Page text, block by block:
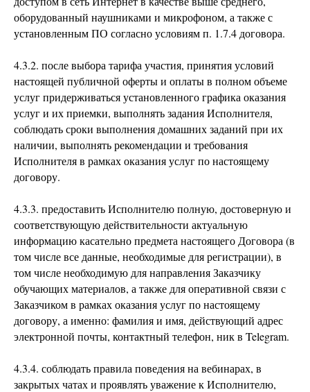
оборудованный наушниками и микрофоном, а также с
установленным ПО согласно условиям п. 1.7.4 договора.
4.3.2. после выбора тарифа участия, принятия условий
настоящей публичной оферты и оплаты в полном объеме
услуг придерживаться установленного графика оказания
услуг и их приемки, выполнять задания Исполнителя,
соблюдать сроки выполнения домашних заданий при их
наличии, выполнять рекомендации и требования
Исполнителя в рамках оказания услуг по настоящему
договору.
4.3.3. предоставить Исполнителю полную, достоверную и
соответствующую действительности актуальную
информацию касательно предмета настоящего Договора (в
том числе все данные, необходимые для регистрации), в
том числе необходимую для направления Заказчику
обучающих материалов, а также для оперативной связи с
Заказчиком в рамках оказания услуг по настоящему
договору, а именно: фамилия и имя, действующий адрес
электронной почты, контактный телефон, ник в Telegram.
4.3.4. соблюдать правила поведения на вебинарах, в
закрытых чатах и проявлять уважение к Исполнителю,